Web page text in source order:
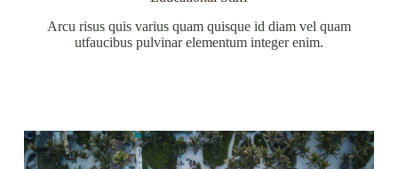
Arcu risus quis varius quam quisque id diam vel quam
utfaucibus pulvinar elementum integer enim.